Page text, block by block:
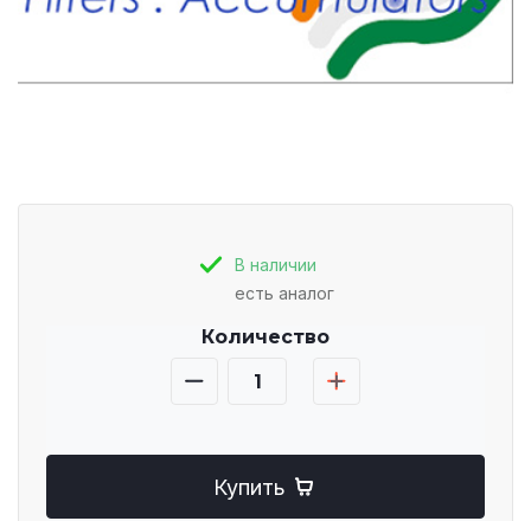
В наличии
есть аналог
Количество
Купить